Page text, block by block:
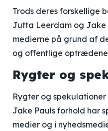
Trods deres forskellige
Jutta Leerdam og
medierne på grund af
og offentlige
Rygter og
Rygter og
Jake Pauls forhold har
medier og i